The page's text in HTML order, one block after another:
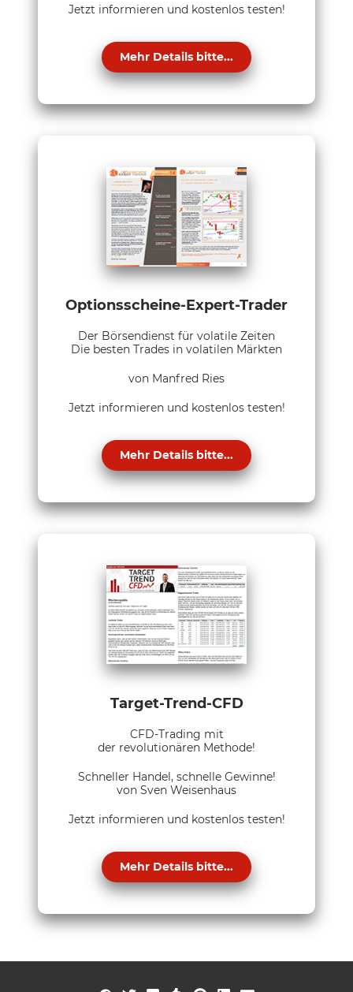
Jetzt informieren und kostenlos testen!
Mehr Details bitte...
Optionsscheine-Expert-Trader
Der Börsendienst für volatile Zeiten
Die besten Trades in volatilen Märkten
von Manfred Ries
Jetzt informieren und kostenlos testen!
Mehr Details bitte...
Target-Trend-CFD
CFD-Trading mit
der revolutionären Methode!
Schneller Handel, schnelle Gewinne!
von Sven Weisenhaus
Jetzt informieren und kostenlos testen!
Mehr Details bitte...